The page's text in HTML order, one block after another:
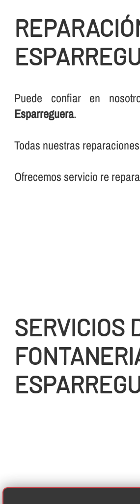
Puede confiar en
Esparreguera.
Todas nuestras
Ofrecemos servicio re
SERVICIOS